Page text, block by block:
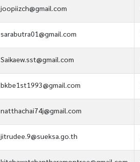
joopiizch@gmail.com
sarabutra01@gmail.com
Saikaew.sst@gmail.com
bkbe1st1993@gmail.com
natthachai74j@gmail.com
jitrudee.9@sueksa.go.th